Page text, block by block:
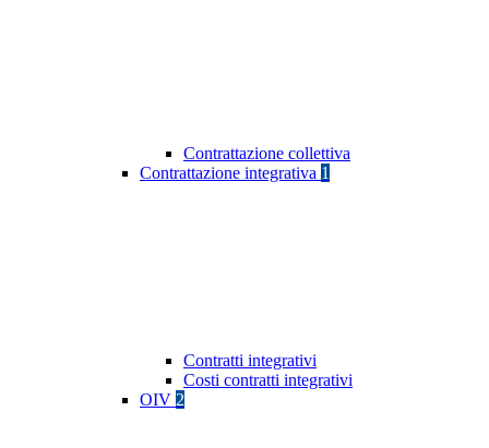
Contrattazione collettiva
Contrattazione integrativa 1
Contratti integrativi
Costi contratti integrativi
OIV 2